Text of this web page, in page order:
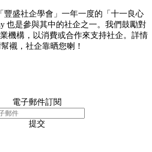
豐盛社企學會」一年一度的「十一良心
也是參與其中的社企之一。我們鼓勵對
機構，以消費或合作來支持社企。詳情
襯，社企靠晒您喇！
電子郵件訂閱
提交